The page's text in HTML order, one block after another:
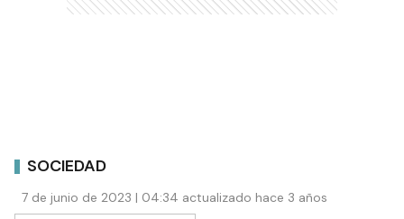
SOCIEDAD
7 de junio de 2023 | 04:34 actualizado hace 3 años